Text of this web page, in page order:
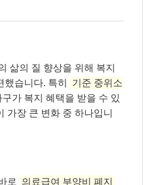
삶의 질 향상을 위해 복지
했습니다. 특히
기준 중위소
가 복지 혜택을 받을 수 있
가장 큰 변화 중 하나입니
로
의료급여 부양비 폐지